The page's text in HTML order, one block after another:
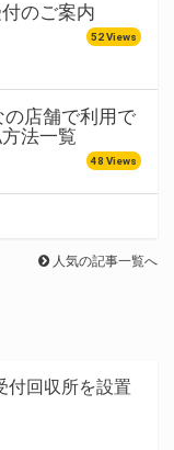
のご案内
52 Views
の店舗で利用で
法一覧
48 Views
人気の記事一覧へ
付回収所を設置